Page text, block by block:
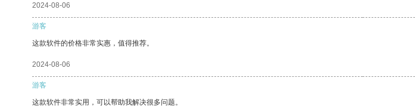
2024-08-06
游客
这款软件的价格非常实惠，值得推荐。
2024-08-06
游客
这款软件非常实用，可以帮助我解决很多问题。